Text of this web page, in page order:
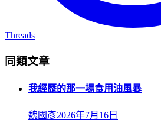
Threads
同類文章
我經歷的那一場食用油風暴
魏國彥2026年7月16日